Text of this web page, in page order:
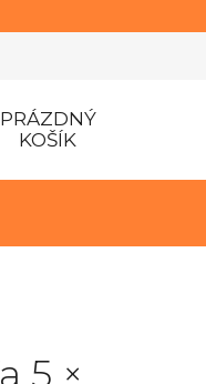
PRÁZDNÝ
KOŠÍK
5 ×